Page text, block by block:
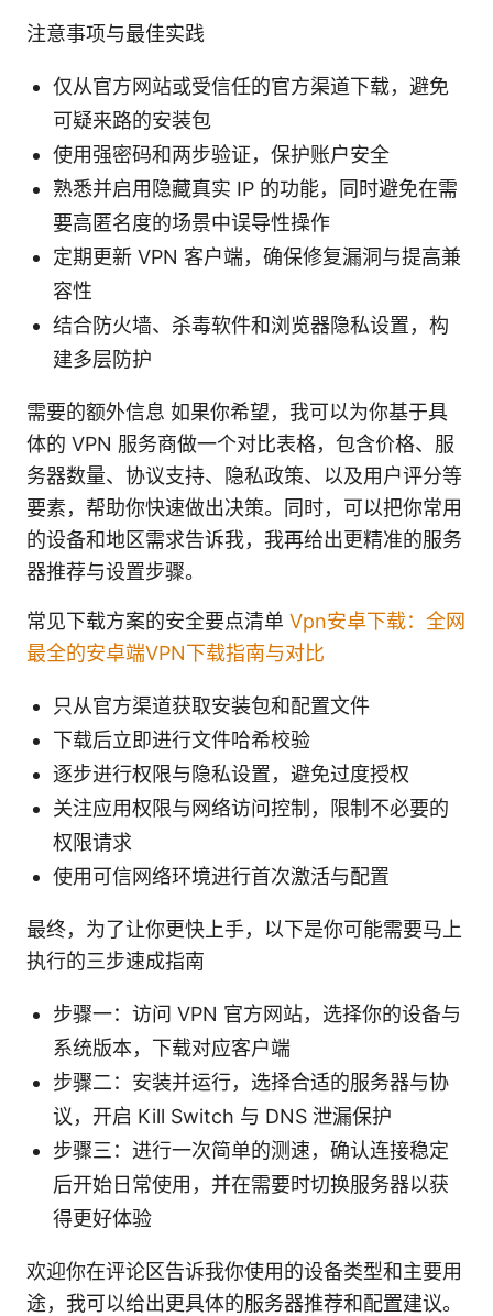
注意事项与最佳实践
仅从官方网站或受信任的官方渠道下载，避免
可疑来路的安装包
使用强密码和两步验证，保护账户安全
熟悉并启用隐藏真实 IP 的功能，同时避免在需
要高匿名度的场景中误导性操作
定期更新 VPN 客户端，确保修复漏洞与提高兼
容性
结合防火墙、杀毒软件和浏览器隐私设置，构
建多层防护
需要的额外信息 如果你希望，我可以为你基于具
体的 VPN 服务商做一个对比表格，包含价格、服
务器数量、协议支持、隐私政策、以及用户评分等
要素，帮助你快速做出决策。同时，可以把你常用
的设备和地区需求告诉我，我再给出更精准的服务
器推荐与设置步骤。
常见下载方案的安全要点清单 Vpn安卓下载：全网
最全的安卓端VPN下载指南与对比
只从官方渠道获取安装包和配置文件
下载后立即进行文件哈希校验
逐步进行权限与隐私设置，避免过度授权
关注应用权限与网络访问控制，限制不必要的
权限请求
使用可信网络环境进行首次激活与配置
最终，为了让你更快上手，以下是你可能需要马上
执行的三步速成指南
步骤一：访问 VPN 官方网站，选择你的设备与
系统版本，下载对应客户端
步骤二：安装并运行，选择合适的服务器与协
议，开启 Kill Switch 与 DNS 泄漏保护
步骤三：进行一次简单的测速，确认连接稳定
后开始日常使用，并在需要时切换服务器以获
得更好体验
欢迎你在评论区告诉我你使用的设备类型和主要用
途，我可以给出更具体的服务器推荐和配置建议。